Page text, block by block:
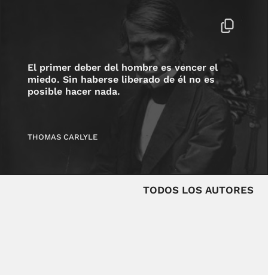
El primer deber del hombre es vencer el
miedo. Sin haberse liberado de él no es
posible hacer nada.
THOMAS CARLYLE
TODOS LOS AUTORES